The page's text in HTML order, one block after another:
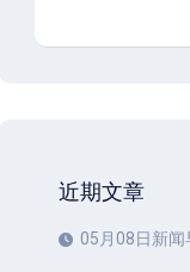
近期文章
05月08日新闻